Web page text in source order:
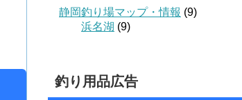
静岡釣り場マップ・情報 (9)
浜名湖 (9)
釣り用品広告